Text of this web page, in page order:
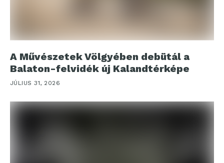
A Művészetek Völgyében debütál a
Balaton-felvidék új Kalandtérképe
JÚLIUS 31, 2026